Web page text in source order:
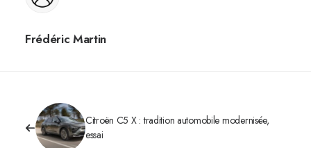
Frédéric Martin
Citroën C5 X : tradition automobile modernisée,
essai